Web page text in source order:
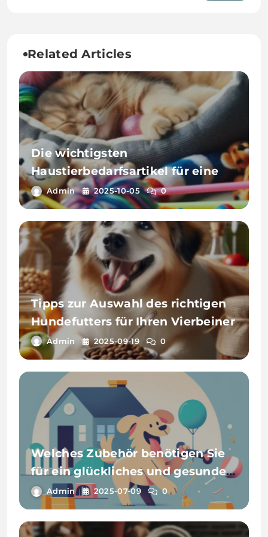
Related Articles
Die wichtigsten
Haustierbedarfsartikel für eine
glückliche Katze
Admin 2025-10-05 0
Tipps zur Auswahl des richtigen
Hundefutters für Ihren Vierbeiner
Admin 2025-09-19 0
Welches Zubehör benötigen Sie
für ein glückliches und gesundes
Haustier?
Admin 2025-07-09 0